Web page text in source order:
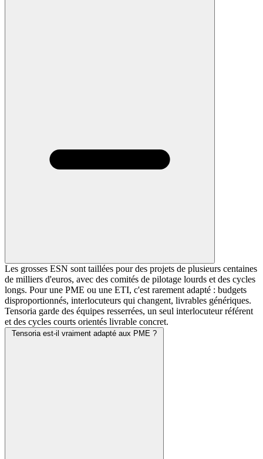
Les grosses ESN sont taillées pour des projets de plusieurs centaines
de milliers d'euros, avec des comités de pilotage lourds et des cycles
longs. Pour une PME ou une ETI, c'est rarement adapté : budgets
disproportionnés, interlocuteurs qui changent, livrables génériques.
Tensoria garde des équipes resserrées, un seul interlocuteur référent
et des cycles courts orientés livrable concret.
Tensoria est-il vraiment adapté aux PME ?